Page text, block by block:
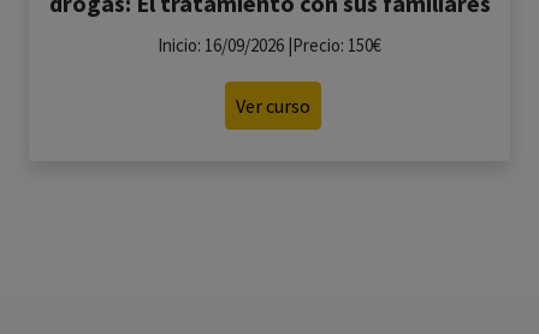
Inicio: 16/09/2026 |Precio: 150€
Ver curso